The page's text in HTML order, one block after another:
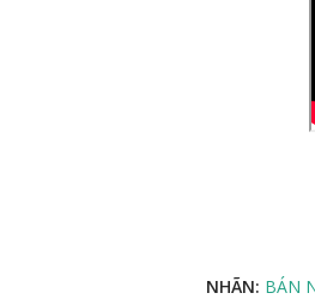
NHÃN: BÁN